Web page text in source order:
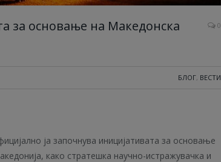
за основање на Македонска
0
БЛОГ, ВЕСТИ
ја започнува иницијативата за основање
како стратешка научно-истражувачка и